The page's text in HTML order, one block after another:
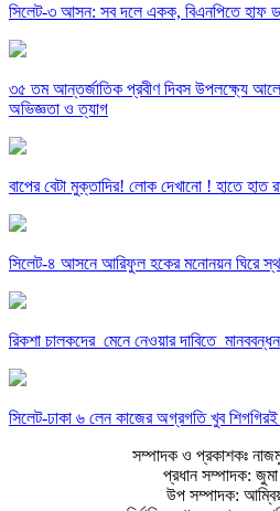
সিলেট-৩ আসন: সব দলে একক, বিএনপিতে হাফ
৩৫ তম আন্তর্জাতিক প্রবীণ দিবস উপলক্ষ্যে
অভিজ্ঞতা ও ত্যাগ
বাপের বেটা মুক্তাদির! লোক দেখানো ! হাতে
সিলেট-৪ আসনে আরিফুল হকের মনোনয়ন ঘিরে
রিকশা চালকদের মেনে নেওয়ার দাবিতে মানববন্ধন
সিলেট-ঢাকা ৬ লেন কাজের অগ্রগতি খুব
সম্পাদক ও প্রকাশকঃ
প্রধান সম্পাদক: জুমা
উপ সম্পাদক: